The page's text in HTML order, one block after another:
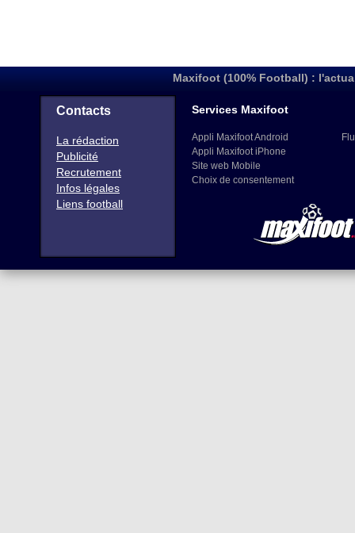
Maxifoot (100% Football) :
Contacts
La rédaction
Publicité
Recrutement
Infos légales
Liens football
Services Maxifoot
Appli Maxifoot Android
Appli Maxifoot iPhone
Site web Mobile
Choix de consentement